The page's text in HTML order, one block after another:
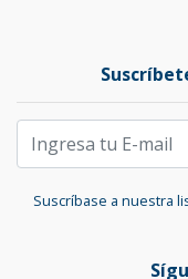
Suscríbase a nuestra